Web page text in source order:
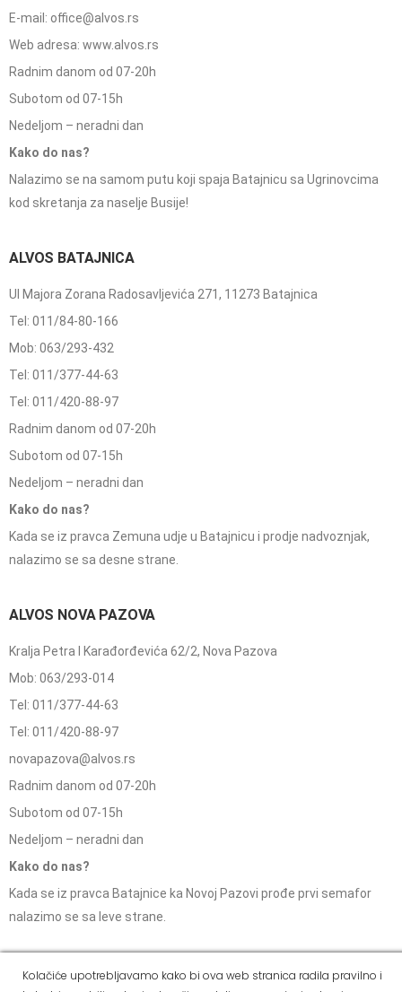
E-mail: office@alvos.rs
Web adresa: www.alvos.rs
Radnim danom od 07-20h
Subotom od 07-15h
Nedeljom – neradni dan
Kako do nas?
Nalazimo se na samom putu koji spaja Batajnicu sa Ugrinovcima
kod skretanja za naselje Busije!
ALVOS BATAJNICA
Ul Majora Zorana Radosavljevića 271, 11273 Batajnica
Tel: 011/84-80-166
Mob: 063/293-432
Tel: 011/377-44-63
Tel: 011/420-88-97
Radnim danom od 07-20h
Subotom od 07-15h
Nedeljom – neradni dan
Kako do nas?
Kada se iz pravca Zemuna udje u Batajnicu i prodje nadvoznjak,
nalazimo se sa desne strane.
ALVOS NOVA PAZOVA
Kralja Petra I Karađorđevića 62/2, Nova Pazova
Mob: 063/293-014
Tel: 011/377-44-63
Tel: 011/420-88-97
novapazova@alvos.rs
Radnim danom od 07-20h
Subotom od 07-15h
Nedeljom – neradni dan
Kako do nas?
Kada se iz pravca Batajnice ka Novoj Pazovi prođe prvi semafor
nalazimo se sa leve strane.
Kolačiće upotrebljavamo kako bi ova web stranica radila pravilno i